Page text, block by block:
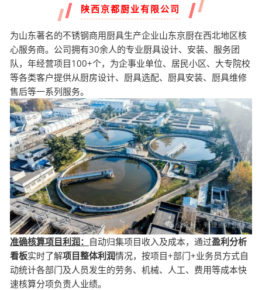
陕西京都厨业有限公司
为山东著名的不锈钢商用厨具生产企业山东京厨在西北地区核
心服务商。公司拥有30余人的专业厨具设计、安装、服务团
队，年经营项目100+个，为企事业单位、居民小区、大专院校
等各类客户提供从厨房设计、厨具选配、厨具安装、厨具维修
售后等一系列服务。
准确核算项目利润： 自动归集项目收入及成本，通过盈利分析
看板实时了解项目整体利润情况，按项目+部门+业务员方式自
动统计各部门及人员发生的劳务、机械、人工、费用等成本快
速核算分项负责人业绩。